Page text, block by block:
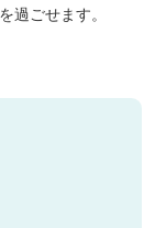
過ごせます。